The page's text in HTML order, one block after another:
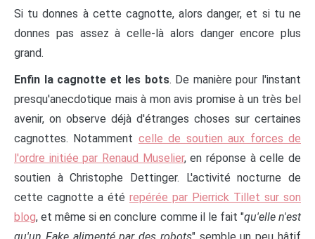
Si tu donnes à cette cagnotte, alors danger, et si tu ne
donnes pas assez à celle-là alors danger encore plus
grand.
Enfin la cagnotte et les bots. De manière pour l'instant
presqu'anecdotique mais à mon avis promise à un très bel
avenir, on observe déjà d'étranges choses sur certaines
cagnottes. Notamment celle de soutien aux forces de
l'ordre initiée par Renaud Muselier, en réponse à celle de
soutien à Christophe Dettinger. L'activité nocturne de
cette cagnotte a été repérée par Pierrick Tillet sur son
blog, et même si en conclure comme il le fait "qu'elle n'est